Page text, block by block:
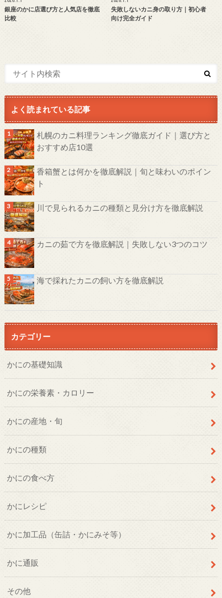
銀座のかに店選び方と人気店を徹底
比較
失敗しないカニ身の取り方｜初心者
向け完全ガイド
よく読まれている記事
札幌のカニ料理ランキング徹底ガイド｜選び方と
おすすめ店10選
香箱蟹とは何かを徹底解説｜旬と味わいのポイン
ト
川で見られるカニの種類と見分け方を徹底解説
カニの茹で方を徹底解説｜失敗しない3つのコツ
海で採れたカニの飼い方を徹底解説
カテゴリー
かにの基礎知識
かにの栄養素・カロリー
かにの産地・旬
かにの種類
かにの食べ方
かにレシピ
かに加工品（缶詰・かにみそ等）
かに通販
その他